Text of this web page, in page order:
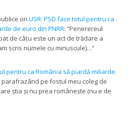
onUSR: PSD face totul pentru ca
de euro din PNRR: “Penerereul
de câțu este un act de trădare a
scris numele cu minuscule)…”
pentru ca România să piardă miliarde
parafrazând pe fostul meu coleg de
știa și nu prea românește (nu e de